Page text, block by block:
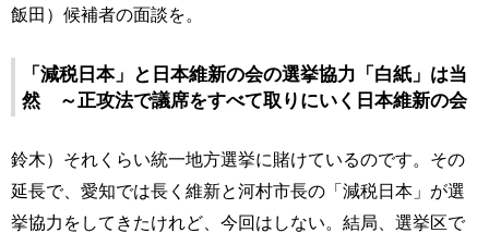
飯田）候補者の面談を。
「減税日本」と日本維新の会の選挙協力「白紙」は当
然 ～正攻法で議席をすべて取りにいく日本維新の会
鈴木）それくらい統一地方選挙に賭けているのです。その
延長で、愛知では長く維新と河村市長の「減税日本」が選
挙協力をしてきたけれど、今回はしない。結局、選挙区で